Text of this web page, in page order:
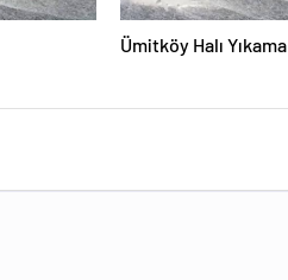
Ümitköy Halı Yıkama